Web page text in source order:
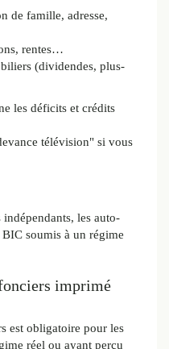
de famille, adresse,
rentes…
(dividendes, plus-
les déficits et crédits
télévision" si vous
les auto-
soumis à un régime
imprimé
est obligatoire pour les
réel ou ayant perçu